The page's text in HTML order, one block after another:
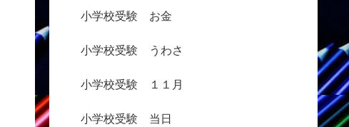
小学校受験 お金
小学校受験 うわさ
小学校受験 １１月
小学校受験 当日